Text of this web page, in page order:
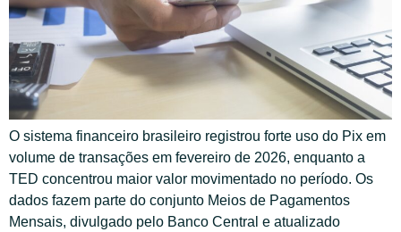
O sistema financeiro brasileiro registrou forte uso do Pix em
volume de transações em fevereiro de 2026, enquanto a
TED concentrou maior valor movimentado no período. Os
dados fazem parte do conjunto Meios de Pagamentos
Mensais, divulgado pelo Banco Central e atualizado